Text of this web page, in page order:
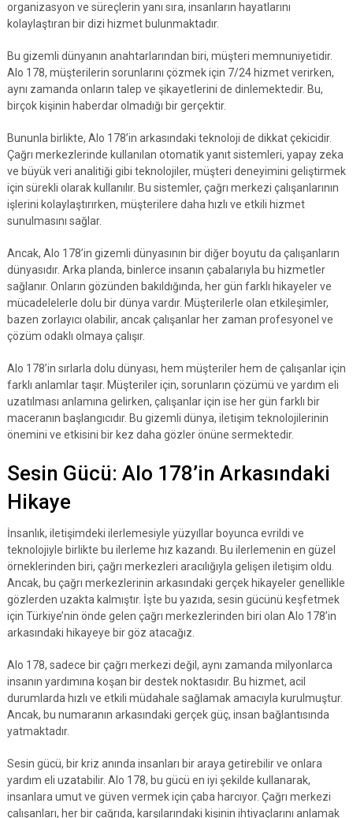
organizasyon ve süreçlerin yanı sıra, insanların hayatlarını
kolaylaştıran bir dizi hizmet bulunmaktadır.
Bu gizemli dünyanın anahtarlarından biri, müşteri memnuniyetidir.
Alo 178, müşterilerin sorunlarını çözmek için 7/24 hizmet verirken,
aynı zamanda onların talep ve şikayetlerini de dinlemektedir. Bu,
birçok kişinin haberdar olmadığı bir gerçektir.
Bununla birlikte, Alo 178’in arkasındaki teknoloji de dikkat çekicidir.
Çağrı merkezlerinde kullanılan otomatik yanıt sistemleri, yapay zeka
ve büyük veri analitiği gibi teknolojiler, müşteri deneyimini geliştirmek
için sürekli olarak kullanılır. Bu sistemler, çağrı merkezi çalışanlarının
işlerini kolaylaştırırken, müşterilere daha hızlı ve etkili hizmet
sunulmasını sağlar.
Ancak, Alo 178’in gizemli dünyasının bir diğer boyutu da çalışanların
dünyasıdır. Arka planda, binlerce insanın çabalarıyla bu hizmetler
sağlanır. Onların gözünden bakıldığında, her gün farklı hikayeler ve
mücadelelerle dolu bir dünya vardır. Müşterilerle olan etkileşimler,
bazen zorlayıcı olabilir, ancak çalışanlar her zaman profesyonel ve
çözüm odaklı olmaya çalışır.
Alo 178’in sırlarla dolu dünyası, hem müşteriler hem de çalışanlar için
farklı anlamlar taşır. Müşteriler için, sorunların çözümü ve yardım eli
uzatılması anlamına gelirken, çalışanlar için ise her gün farklı bir
maceranın başlangıcıdır. Bu gizemli dünya, iletişim teknolojilerinin
önemini ve etkisini bir kez daha gözler önüne sermektedir.
Sesin Gücü: Alo 178’in Arkasındaki
Hikaye
İnsanlık, iletişimdeki ilerlemesiyle yüzyıllar boyunca evrildi ve
teknolojiyle birlikte bu ilerleme hız kazandı. Bu ilerlemenin en güzel
örneklerinden biri, çağrı merkezleri aracılığıyla gelişen iletişim oldu.
Ancak, bu çağrı merkezlerinin arkasındaki gerçek hikayeler genellikle
gözlerden uzakta kalmıştır. İşte bu yazıda, sesin gücünü keşfetmek
için Türkiye’nin önde gelen çağrı merkezlerinden biri olan Alo 178’in
arkasındaki hikayeye bir göz atacağız.
Alo 178, sadece bir çağrı merkezi değil, aynı zamanda milyonlarca
insanın yardımına koşan bir destek noktasıdır. Bu hizmet, acil
durumlarda hızlı ve etkili müdahale sağlamak amacıyla kurulmuştur.
Ancak, bu numaranın arkasındaki gerçek güç, insan bağlantısında
yatmaktadır.
Sesin gücü, bir kriz anında insanları bir araya getirebilir ve onlara
yardım eli uzatabilir. Alo 178, bu gücü en iyi şekilde kullanarak,
insanlara umut ve güven vermek için çaba harcıyor. Çağrı merkezi
çalışanları, her bir çağrıda, karşılarındaki kişinin ihtiyaçlarını anlamak